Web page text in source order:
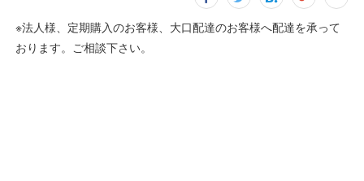
※法人様、定期購入のお客様、大口配達のお客様へ配達を承って
おります。ご相談下さい。